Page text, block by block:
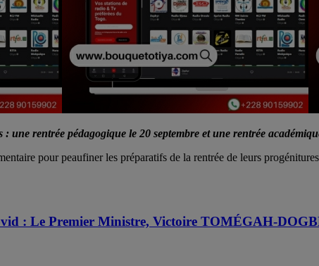
une rentrée pédagogique le 20 septembre et une rentrée
pour peaufiner les préparatifs de la rentrée de leurs
: Le Premier Ministre, Victoire TOMÉGAH-